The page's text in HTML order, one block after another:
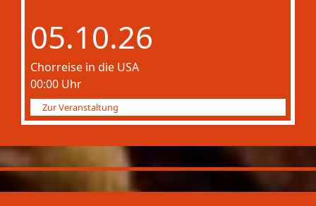
05.10.26
Chorreise in die USA
00:00 Uhr
Zur Veranstaltung